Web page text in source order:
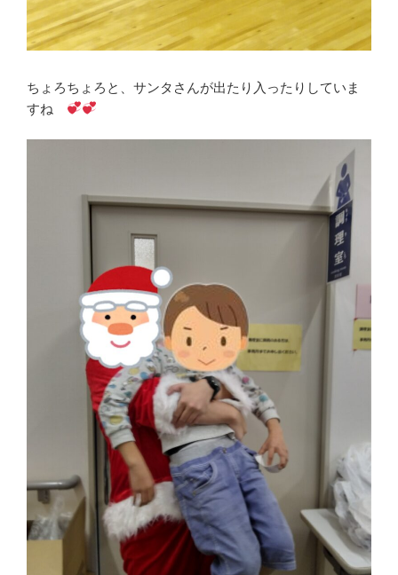
ちょろちょろと、サンタさんが出たり入ったりしていま
すね